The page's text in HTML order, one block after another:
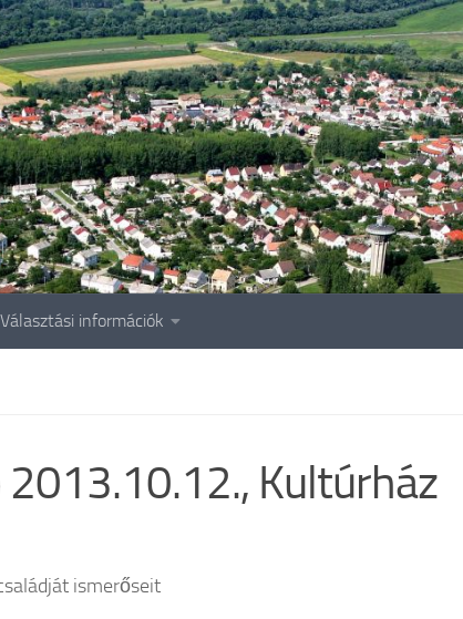
Választási információk
Kultúrház
ismerőseit